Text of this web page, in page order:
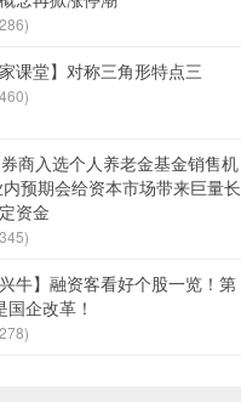
家课堂】对称三角形特点三
商入选个人养老金基金销售机
预期会给资本市场带来巨量长
资金
兴牛】融资客看好个股一览！第
国企改革！